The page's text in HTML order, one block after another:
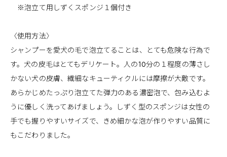
※泡立て用しずくスポンジ１個付き
〈使用方法〉
シャンプーを愛犬の毛で泡立てることは、とても危険な行為で
す。犬の皮毛はとてもデリケート。人の10分の１程度の薄さし
かない犬の皮膚、繊細なキューティクルには摩擦が大敵です。
あらかじめたっぷり泡立てた弾力のある濃密泡で、包み込むよ
うに優しく洗ってあげましょう。しずく型のスポンジは女性の
手でも握りやすいサイズで、きめ細かな泡が作りやすい品質に
もこだわりました。